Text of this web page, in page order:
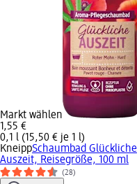
Markt wählen
1,55 €
0,1 l (15,50 € je 1 l)
KneippSchaumbad Glückliche
Auszeit, Reisegröße, 100 ml
(28)